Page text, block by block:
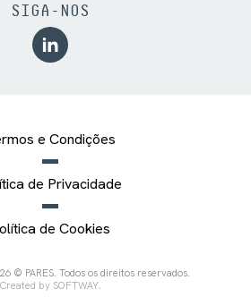
SIGA-NOS
e Condições
de Privacidade
de Cookies
© PARES. Todos os direitos reservados.
Created by SOFTWAY.